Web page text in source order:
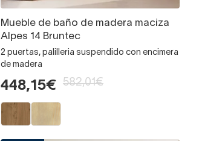
Mueble de baño de madera maciza
Alpes 14 Bruntec
2 puertas, palilleria suspendido con encimera
de madera
448,15€ 582,01€